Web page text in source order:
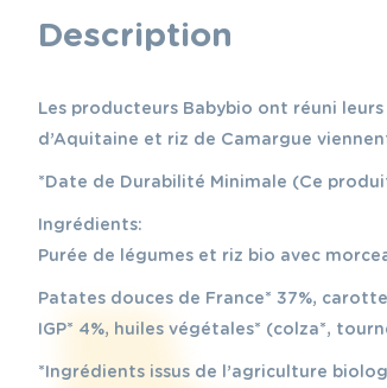
Description
Les producteurs Babybio ont réuni
d’Aquitaine et riz de Camargue
*Date de Durabilité Minimale (Ce
Ingrédients:
Purée de légumes et riz bio avec
Patates douces de France* 37%,
IGP* 4%, huiles végétales* (colza*,
*Ingrédients issus de l’agriculture